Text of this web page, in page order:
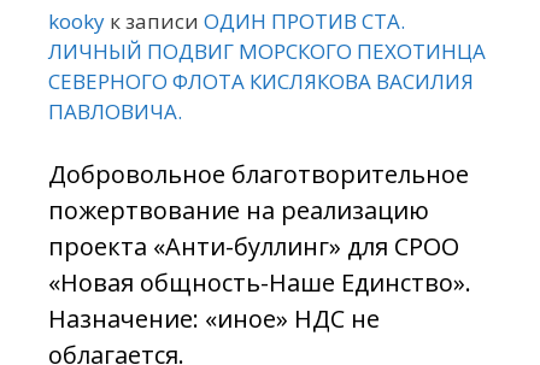
kooky к записи ОДИН ПРОТИВ СТА.
ЛИЧНЫЙ ПОДВИГ МОРСКОГО ПЕХОТИНЦА
СЕВЕРНОГО ФЛОТА КИСЛЯКОВА ВАСИЛИЯ
ПАВЛОВИЧА.
Добровольное благотворительное
пожертвование на реализацию
проекта «Анти-буллинг» для СРОО
«Новая общность-Наше Единство».
Назначение: «иное» НДС не
облагается.